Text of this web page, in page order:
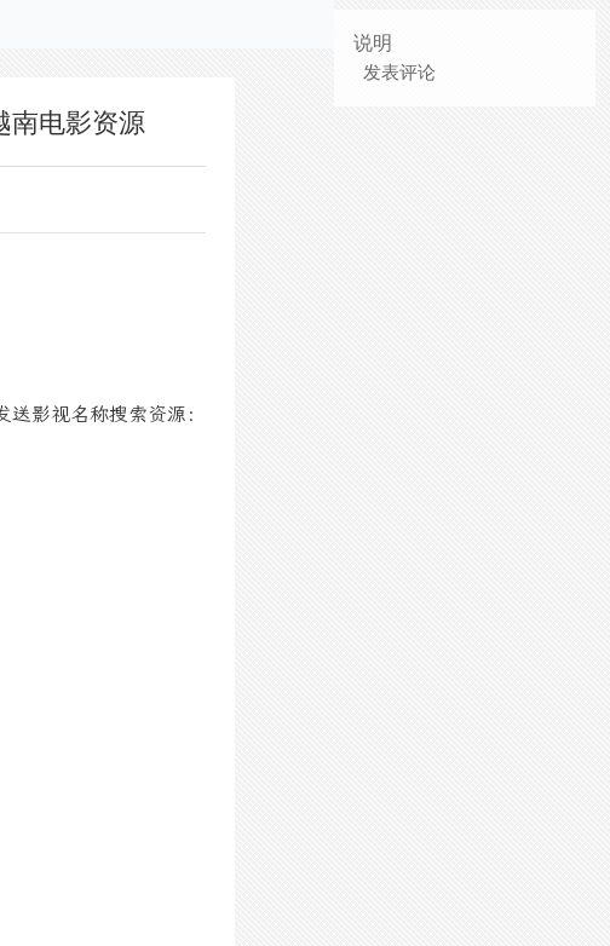
南电影资源
影视名称搜索资源：
说明
发表评论